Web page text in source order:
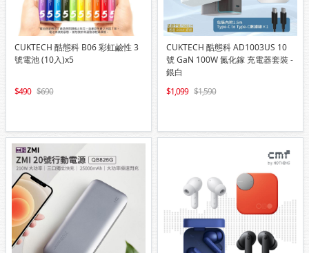
CUKTECH 酷態科 B06 彩虹鹼性 3
號電池 (10入)x5
490 690
CUKTECH 酷態科 AD1003US 10
號 GaN 100W 氮化鎵 充電器套裝 -
銀白
1,099
1,590